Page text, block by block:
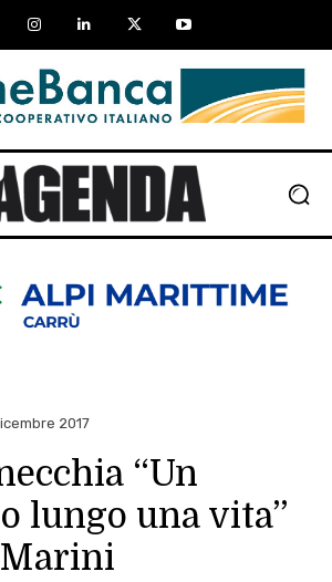
2017
“Un
lungo una vita”